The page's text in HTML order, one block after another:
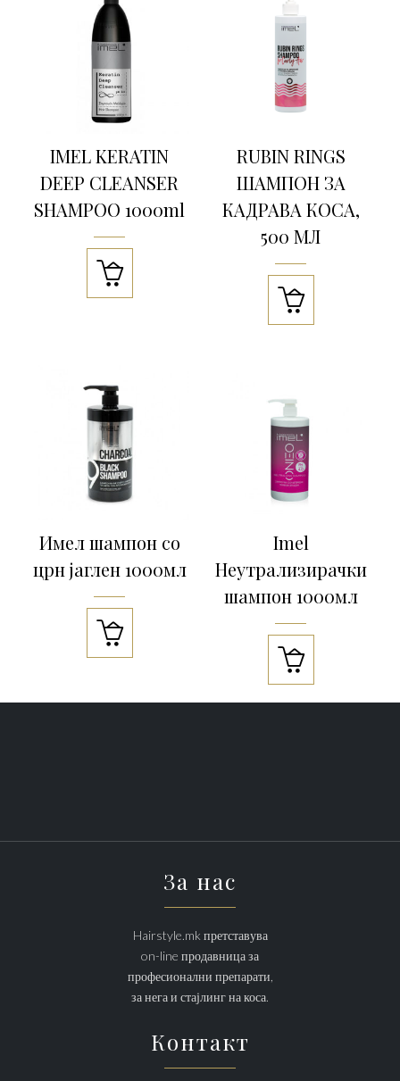
IMEL KERATIN
DEEP CLEANSER
SHAMPOO 1000ml

RUBIN RINGS
ШАМПОН ЗА
КАДРАВА КОСА,
500 МЛ

Имел шампон со
црн јаглен 1000мл

Imel
Неутрализирачки
шампон 1000мл

За нас
Hairstyle.mk претставува
on-line продавница за
професионални препарати,
за нега и стајлинг на коса.
Контакт